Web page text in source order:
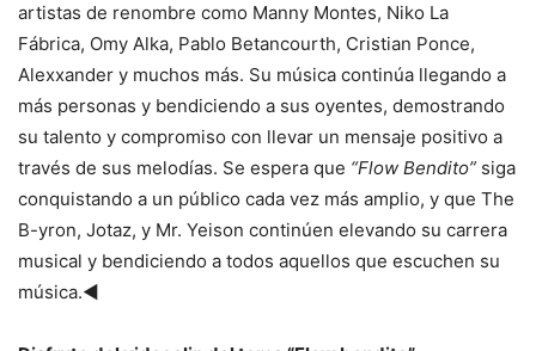
artistas de renombre como Manny Montes, Niko La
Fábrica, Omy Alka, Pablo Betancourth, Cristian Ponce,
Alexxander y muchos más. Su música continúa llegando a
más personas y bendiciendo a sus oyentes, demostrando
su talento y compromiso con llevar un mensaje positivo a
través de sus melodías. Se espera que “Flow Bendito” siga
conquistando a un público cada vez más amplio, y que The
B-yron, Jotaz, y Mr. Yeison continúen elevando su carrera
musical y bendiciendo a todos aquellos que escuchen su
música.◄